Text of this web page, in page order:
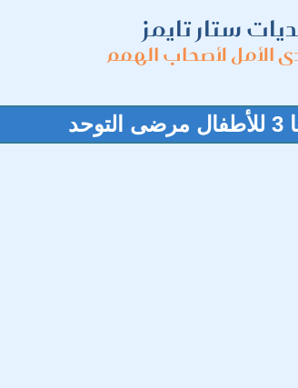
ستار تايمز
الأمل لأصحاب الهمم